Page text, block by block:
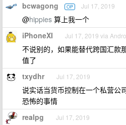
bcwagong OP Jul 17, 2019
@hippies 算上我一个
iPhoneXI Jul 17, 2019 via
不说别的，如果能替代跨国汇款
值了
txydhr Jul 17, 2019
说实话当货币控制在一个私营公
恐怖的事情
realpg Jul 17, 2019